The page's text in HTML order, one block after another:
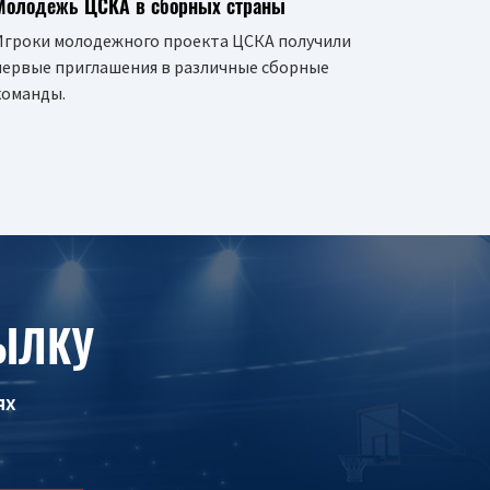
молодежного проекта ЦСКА получили
приглашения в различные сборные